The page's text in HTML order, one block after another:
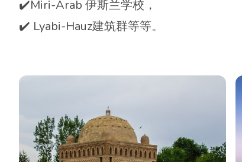
✔️Miri-Arab 伊斯兰学校，
✔️ Lyabi-Hauz建筑群等等。